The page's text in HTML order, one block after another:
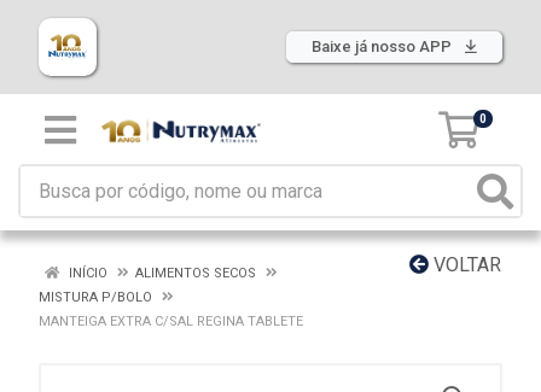
Baixe já nosso APP
0
VOLTAR
INÍCIO
ALIMENTOS SECOS
MISTURA P/BOLO
MANTEIGA EXTRA C/SAL REGINA TABLETE